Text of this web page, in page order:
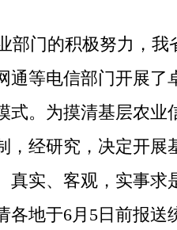
门的积极努力，我
通等电信部门开展
式。为摸清基层农
，经研究，决定开
真实、客观，实事
各地于6月5日前报